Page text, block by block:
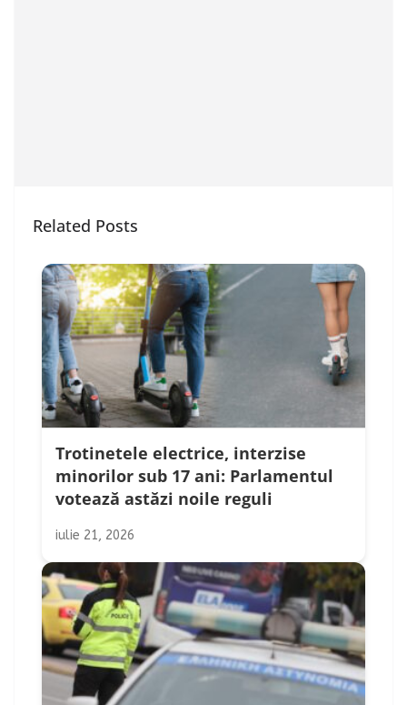
Related Posts
Trotinetele electrice, interzise
minorilor sub 17 ani: Parlamentul
votează astăzi noile reguli
iulie 21, 2026